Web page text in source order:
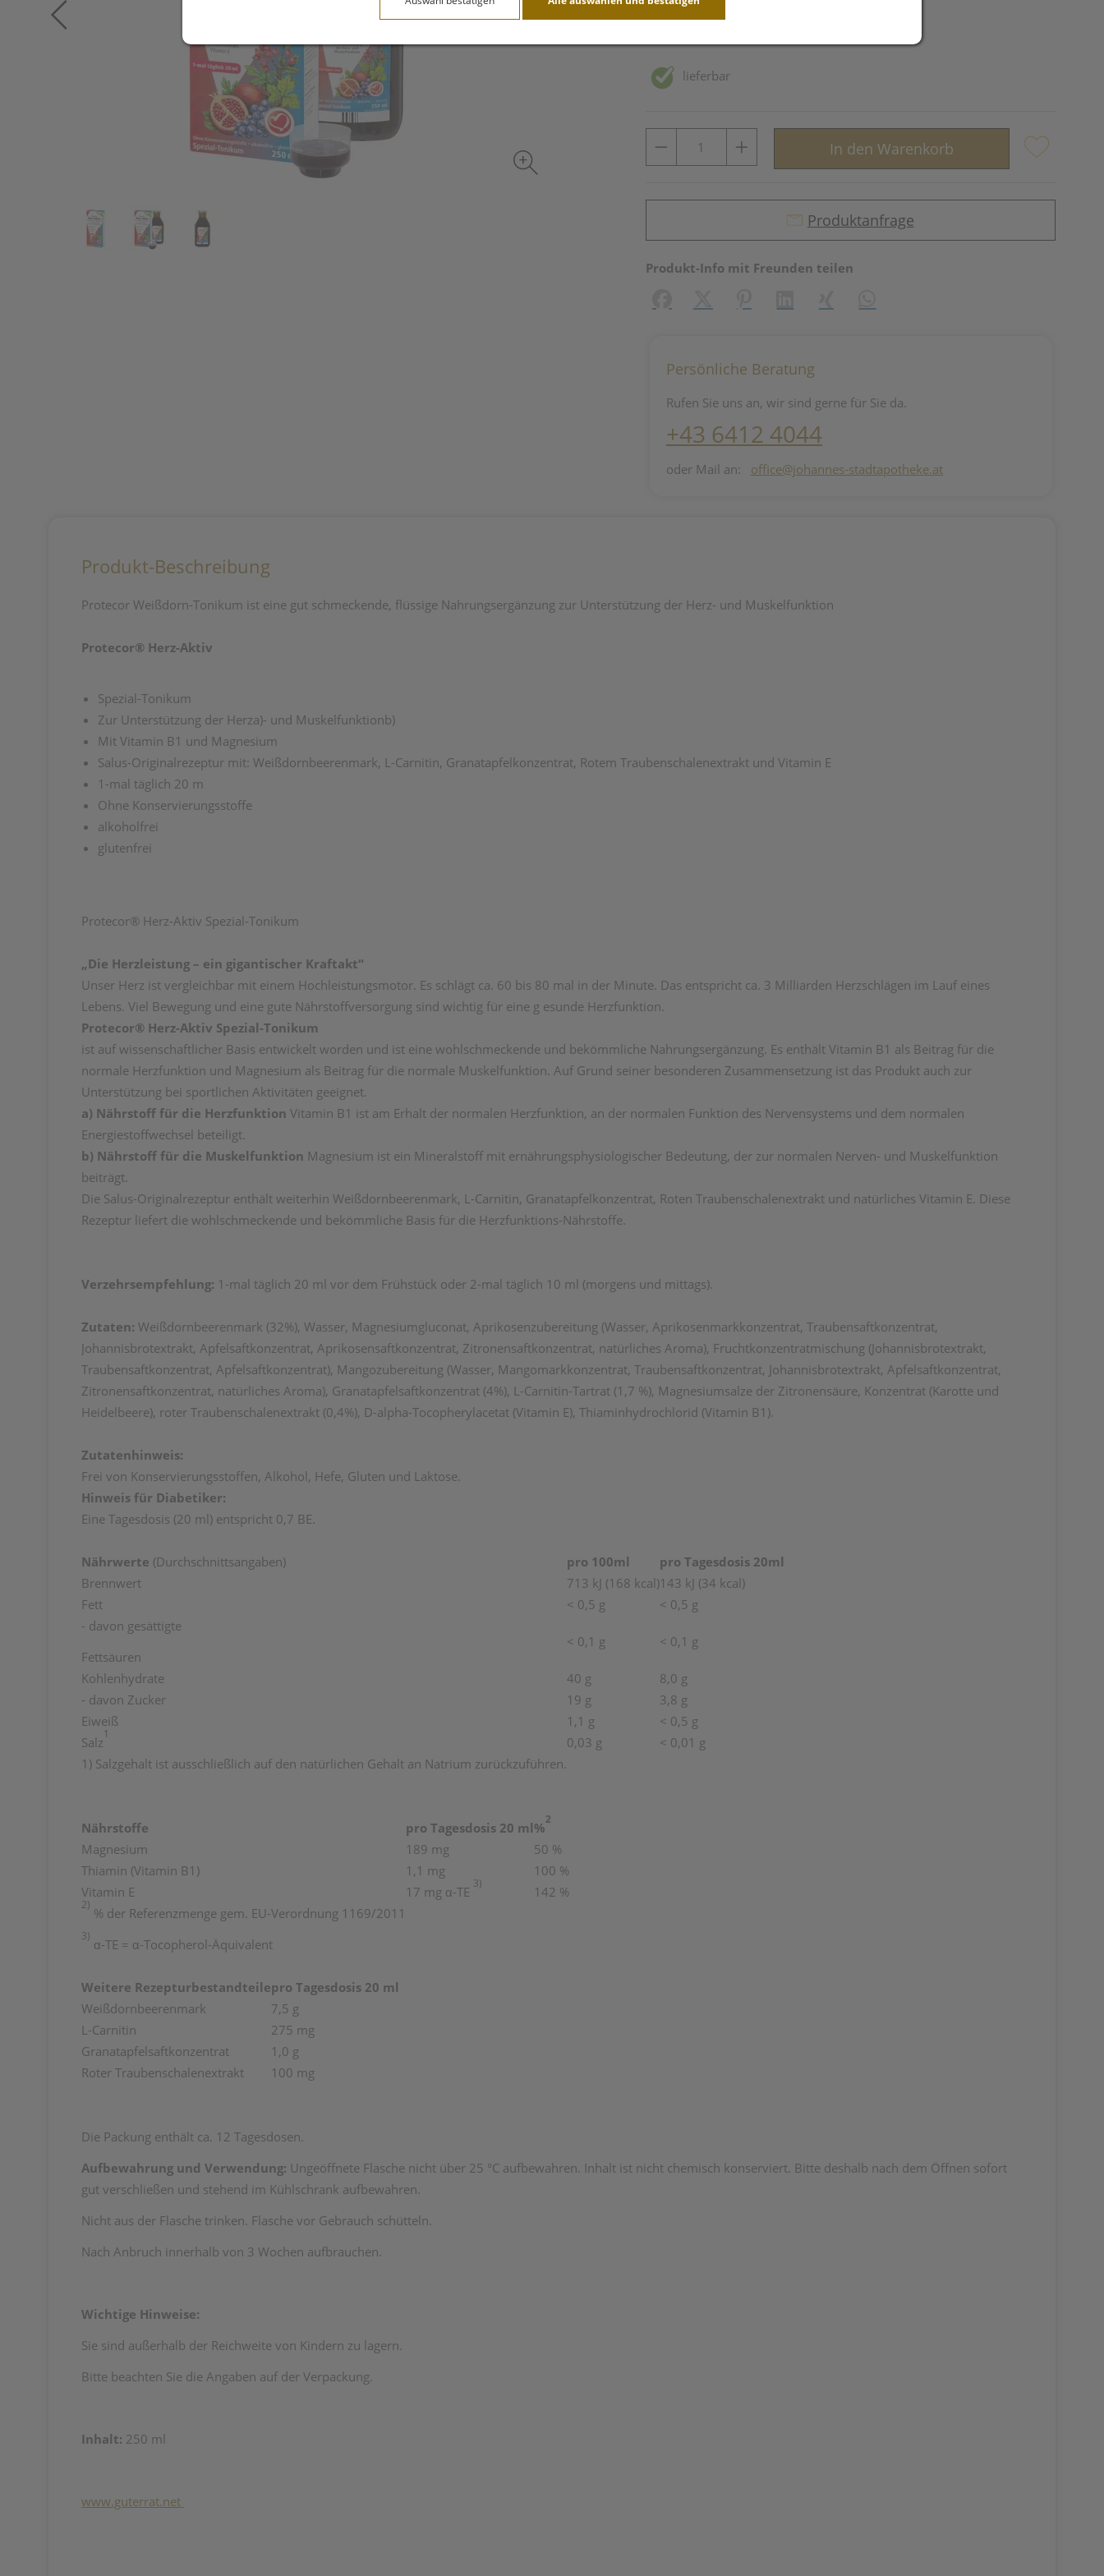
lieferbar
In den Warenkorb
Produktanfrage
Produkt-Info mit Freunden teilen
Persönliche Beratung
Rufen Sie uns an, wir sind gerne für Sie da.
+43 6412 4044
oder Mail an: office@johannes-stadtapotheke.at
Produkt-Beschreibung
Protecor Weißdorn-Tonikum ist eine gut schmeckende, flüssige Nahrungsergänzung zur Unterstützung der Herz- und Muskelfunktion
Protecor® Herz-Aktiv
Spezial-Tonikum
Zur Unterstützung der Herza)- und Muskelfunktionb)
Mit Vitamin B1 und Magnesium
Salus-Originalrezeptur mit: Weißdornbeerenmark, L-Carnitin, Granatapfelkonzentrat, Rotem Traubenschalenextrakt und Vitamin E
1-mal täglich 20 m
Ohne Konservierungsstoffe
alkoholfrei
glutenfrei
Protecor® Herz-Aktiv Spezial-Tonikum
„Die Herzleistung – ein gigantischer Kraftakt“
Unser Herz ist vergleichbar mit einem Hochleistungsmotor. Es schlägt ca. 60 bis 80 mal in der Minute. Das entspricht ca. 3 Milliarden Herzschlägen im Lauf eines
Lebens. Viel Bewegung und eine gute Nährstoffversorgung sind wichtig für eine g esunde Herzfunktion.
Protecor® Herz-Aktiv Spezial-Tonikum
ist auf wissenschaftlicher Basis entwickelt worden und ist eine wohlschmeckende und bekömmliche Nahrungsergänzung. Es enthält Vitamin B1 als Beitrag für die
normale Herzfunktion und Magnesium als Beitrag für die normale Muskelfunktion. Auf Grund seiner besonderen Zusammensetzung ist das Produkt auch zur
Unterstützung bei sportlichen Aktivitäten geeignet.
a) Nährstoff für die Herzfunktion Vitamin B1 ist am Erhalt der normalen Herzfunktion, an der normalen Funktion des Nervensystems und dem normalen
Energiestoffwechsel beteiligt.
b) Nährstoff für die Muskelfunktion Magnesium ist ein Mineralstoff mit ernährungsphysiologischer Bedeutung, der zur normalen Nerven- und Muskelfunktion
beiträgt.
Die Salus-Originalrezeptur enthält weiterhin Weißdornbeerenmark, L-Carnitin, Granatapfelkonzentrat, Roten Traubenschalenextrakt und natürliches Vitamin E. Diese
Rezeptur liefert die wohlschmeckende und bekömmliche Basis für die Herzfunktions-Nährstoffe.
Verzehrsempfehlung: 1-mal täglich 20 ml vor dem Frühstück oder 2-mal täglich 10 ml (morgens und mittags).
Zutaten: Weißdornbeerenmark (32%), Wasser, Magnesiumgluconat, Aprikosenzubereitung (Wasser, Aprikosenmarkkonzentrat, Traubensaftkonzentrat,
Johannisbrotextrakt, Apfelsaftkonzentrat, Aprikosensaftkonzentrat, Zitronensaftkonzentrat, natürliches Aroma), Fruchtkonzentratmischung (Johannisbrotextrakt,
Traubensaftkonzentrat, Apfelsaftkonzentrat), Mangozubereitung (Wasser, Mangomarkkonzentrat, Traubensaftkonzentrat, Johannisbrotextrakt, Apfelsaftkonzentrat,
Zitronensaftkonzentrat, natürliches Aroma), Granatapfelsaftkonzentrat (4%), L-Carnitin-Tartrat (1,7 %), Magnesiumsalze der Zitronensäure, Konzentrat (Karotte und
Heidelbeere), roter Traubenschalenextrakt (0,4%), D-alpha-Tocopherylacetat (Vitamin E), Thiaminhydrochlorid (Vitamin B1).
Zutatenhinweis:
Frei von Konservierungsstoffen, Alkohol, Hefe, Gluten und Laktose.
Hinweis für Diabetiker:
Eine Tagesdosis (20 ml) entspricht 0,7 BE.
Nährwerte (Durchschnittsangaben) pro 100ml pro Tagesdosis 20ml
Brennwert
713 kJ (168 kcal)143 kJ (34 kcal)
Fett
< 0,5 g
< 0,5 g
- davon gesättigte
Fettsäuren
< 0,1 g < 0,1 g
Kohlenhydrate 40 g
8,0 g
- davon Zucker
19 g
3,8 g
Eiweiß
1,1 g
< 0,5 g
Salz
1
0,03 g
< 0,01 g
1) Salzgehalt ist ausschließlich auf den natürlichen Gehalt an Natrium zurückzuführen.
Nährstoffe pro Tagesdosis 20 ml%
2
Magnesium 189 mg
50 %
Thiamin (Vitamin B1)
1,1 mg
100 %
Vitamin E
17 mg α-TE
3)
142 %
2)
% der Referenzmenge gem. EU-Verordnung 1169/2011
3)
α-TE = α-Tocopherol-Äquivalent
Weitere Rezepturbestandteilepro Tagesdosis 20 ml
Weißdornbeerenmark
7,5 g
L-Carnitin
275 mg
Granatapfelsaftkonzentrat
1,0 g
Roter Traubenschalenextrakt
100 mg
Die Packung enthält ca. 12 Tagesdosen.
Aufbewahrung und Verwendung: Ungeöffnete Flasche nicht über 25 °C aufbewahren. Inhalt ist nicht chemisch konserviert. Bitte deshalb nach dem Öffnen sofort
gut verschließen und stehend im Kühlschrank aufbewahren.
Nicht aus der Flasche trinken. Flasche vor Gebrauch schütteln.
Nach Anbruch innerhalb von 3 Wochen aufbrauchen.
Wichtige Hinweise:
Sie sind außerhalb der Reichweite von Kindern zu lagern.
Bitte beachten Sie die Angaben auf der Verpackung.
Inhalt: 250 ml
www.guterrat.net